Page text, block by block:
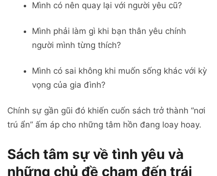
Mình có nên quay lại với người yêu cũ?
Mình phải làm gì khi bạn thân yêu chính
người mình từng thích?
Mình có sai không khi muốn sống khác với kỳ
vọng của gia đình?
Chính sự gần gũi đó khiến cuốn sách trở thành “nơi
trú ẩn” ấm áp cho những tâm hồn đang loay hoay.
Sách tâm sự về tình yêu và
những chủ đề chạm đến trái